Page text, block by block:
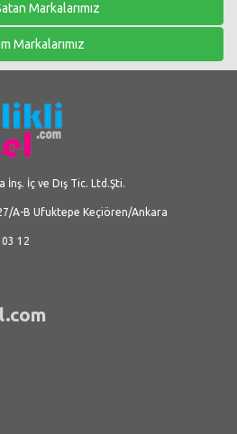
Markalarımız
Markalarımız
İç ve Dış Tic. Ltd.Şti.
A-B Ufuktepe Keçiören/Ankara
12